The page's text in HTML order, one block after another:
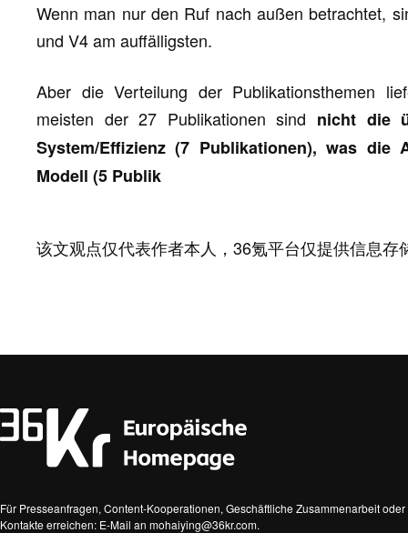
Wenn man nur den Ruf nach außen betrachtet,
und V4 am auffälligsten.
Aber die Verteilung der Publikationsthemen
meisten der 27 Publikationen sind nicht die
System/Effizienz (7 Publikationen), was
Modell (5 Publik
该文观点仅代表作者本人，36氪平台仅提供信息存
Für Presseanfragen, Content-Kooperationen, Geschäftliche Zusammenarbeit
Kontakte erreichen: E-Mail an mohaiying@36kr.com.